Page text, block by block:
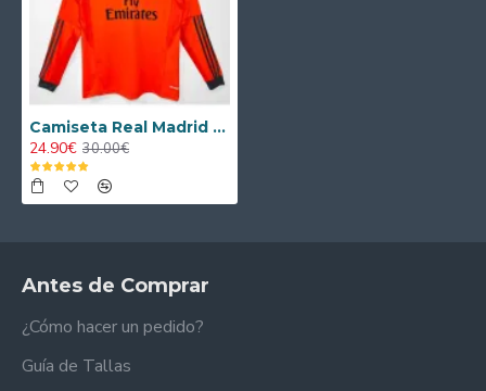
Camiseta Real Madrid Third 2013/14 Retro ML
24.90€ 30.00€
Antes de Comprar
¿Cómo hacer un pedido?
Guía de Tallas